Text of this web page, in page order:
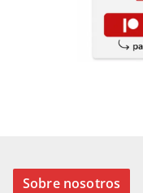
Sobre nosotros